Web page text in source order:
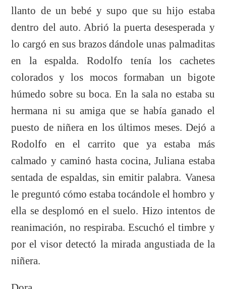
llanto de un bebé y supo que su hijo estaba
dentro del auto. Abrió la puerta desesperada y
lo cargó en sus brazos dándole unas palmaditas
en la espalda. Rodolfo tenía los cachetes
colorados y los mocos formaban un bigote
húmedo sobre su boca. En la sala no estaba su
hermana ni su amiga que se había ganado el
puesto de niñera en los últimos meses. Dejó a
Rodolfo en el carrito que ya estaba más
calmado y caminó hasta cocina, Juliana estaba
sentada de espaldas, sin emitir palabra. Vanesa
le preguntó cómo estaba tocándole el hombro y
ella se desplomó en el suelo. Hizo intentos de
reanimación, no respiraba. Escuchó el timbre y
por el visor detectó la mirada angustiada de la
niñera.